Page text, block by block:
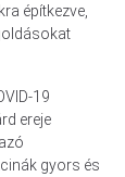
építkezve,
19
ereje
gyors és